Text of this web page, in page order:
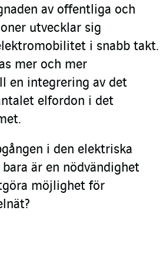
av offentliga och
utvecklar sig
i snabb takt.
mer och mer
en integrering av det
elfordon i det
i den elektriska
är en nödvändighet
möjlighet för